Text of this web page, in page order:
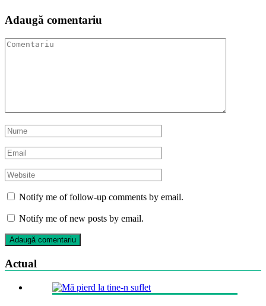
Adaugă comentariu
Notify me of follow-up comments by email.
Notify me of new posts by email.
Actual